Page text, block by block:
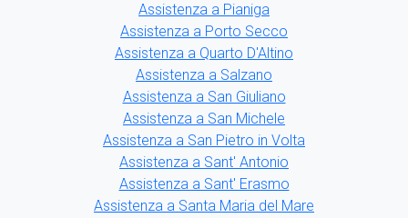
Assistenza a Pianiga
Assistenza a Porto Secco
Assistenza a Quarto D'Altino
Assistenza a Salzano
Assistenza a San Giuliano
Assistenza a San Michele
Assistenza a San Pietro in Volta
Assistenza a Sant' Antonio
Assistenza a Sant' Erasmo
Assistenza a Santa Maria del Mare